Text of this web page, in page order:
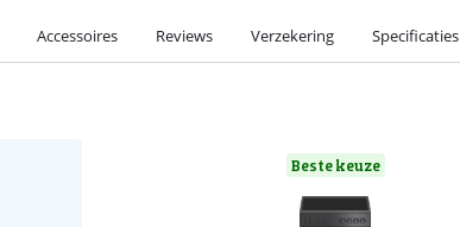
Accessoires Reviews Verzekering Specificaties
Beste keuze